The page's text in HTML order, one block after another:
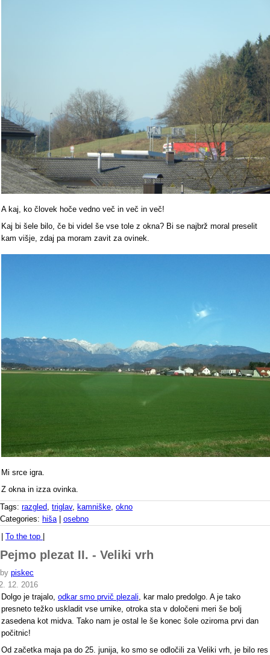
A kaj, ko človek hoče vedno več in več in več!
Kaj bi šele bilo, če bi videl še vse tole z okna? Bi se najbrž moral preselit
kam višje, zdaj pa moram zavit za ovinek.
Mi srce igra.
Z okna in izza ovinka.
Tags: razgled, triglav, kamniške, okno
Categories: hiša| osebno
To the top
Pejmo plezat II. - Veliki vrh
by piskec
12. 2016
Dolgo je trajalo, odkar smo prvič plezali, kar malo predolgo. A je tako
presneto težko uskladit vse urnike, otroka sta v določeni meri še bolj
zasedena kot midva. Tako nam je ostal le še konec šole oziroma prvi dan
počitnic!
Od začetka maja pa do 25. junija, ko smo se odločili za Veliki vrh, je bilo res